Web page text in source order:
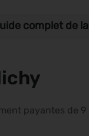
complet de
payantes de